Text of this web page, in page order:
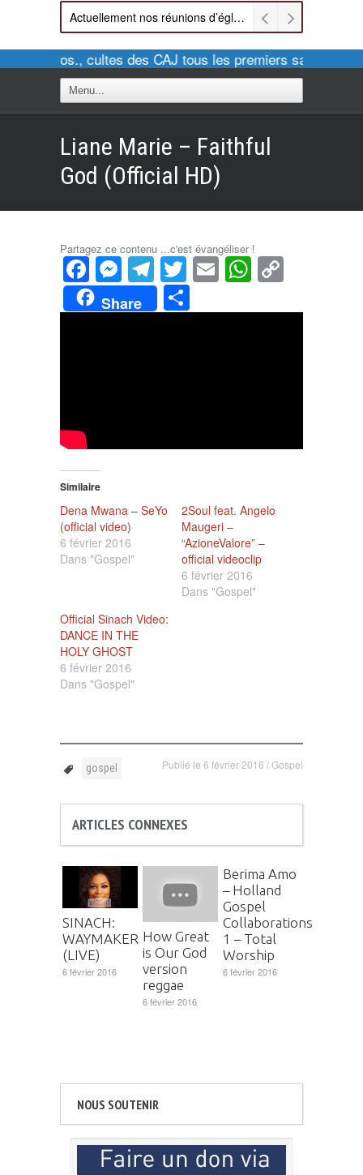
Actuellement nos réunions d’église sont retransmises sur ZOOM les dimanches à 11h et vendredis à 20h00
Pour infos., cultes des CAJ tous les premiers samedis
Liane Marie – Faithful
God (Official HD)
Partagez ce contenu ...c'est évangéliser !
Facebook
Messenger
Telegram
Twitter
Email
Share
Similaire
Dena Mwana – SeYo
(official video)
6 février 2016
Dans "Gospel"
2Soul feat. Angelo
Maugeri –
“AzioneValore” –
official videoclip
6 février 2016
Dans "Gospel"
Official Sinach Video:
DANCE IN THE
HOLY GHOST
6 février 2016
Dans "Gospel"
Publié le 6 février 2016 /Gospel
gospel
ARTICLES CONNEXES
SINACH:
WAYMAKER
(LIVE)
6 février 2016
How Great
is Our God
version
reggae
6 février 2016
Berima Amo
– Holland
Gospel
Collaborations
1 – Total
Worship
6 février 2016
NOUS SOUTENIR